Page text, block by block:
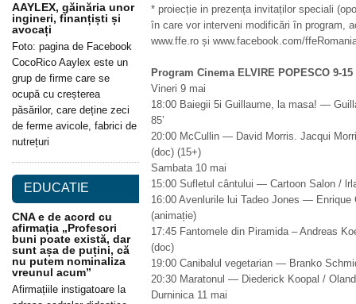
* proiecție in prezența invitaților speciali
în care vor interveni modificări în program,
www.ffe.ro și www.facebook.com/
Program Cinema ELVIRE POPESCO 9-15
Vineri 9 mai
18:00 Baiegii 5i Guillaume, la masa! —
85’
20:00 McCullin — David Morris. Jacqui
(doc) (15+)
Sambata 10 mai
15:00 Sufletul cântului — Cartoon Salon /
16:00 Avenlurile lui Tadeo Jones — Enrique
(animație)
17:45 Fantomele din Piramida – Andreas
(doc)
19:00 Canibalul vegetarian — Branko
20:30 Maratonul — Diederick Koopal /
Durninica 11 mai
AAYLEX, găinăria unor
ingineri, finanțiști și
avocați
Foto: pagina de Facebook
CocoRico Aaylex este un
grup de firme care se
ocupă cu creșterea
păsărilor, care deține zeci
de ferme avicole, fabrici de
nutrețuri
EDUCATIE
CNA e de acord cu
afirmația „Profesori
buni poate există, dar
sunt așa de puțini, că
nu putem nominaliza
vreunul acum”
Afirmațiile instigatoare la